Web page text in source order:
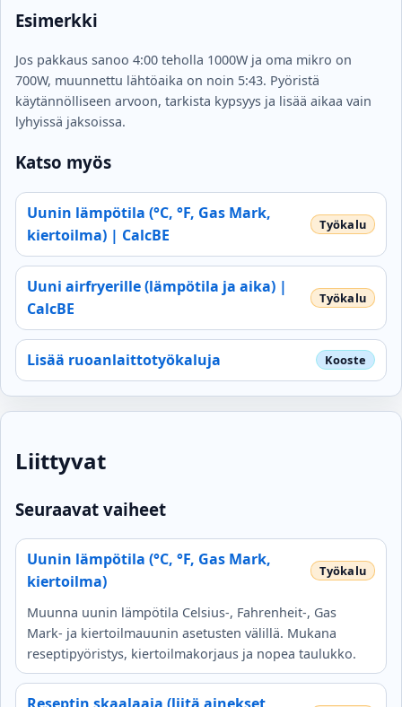
Esimerkki
Jos pakkaus sanoo 4:00 teholla 1000W ja oma mikro on
700W, muunnettu lähtöaika on noin 5:43. Pyöristä
käytännölliseen arvoon, tarkista kypsyys ja lisää aikaa vain
lyhyissä jaksoissa.
Katso myös
Uunin lämpötila (°C, °F, Gas Mark,
kiertoilma) | CalcBE
Uuni airfryerille (lämpötila ja aika) |
CalcBE
Lisää ruoanlaittotyökaluja
Liittyvat
Seuraavat vaiheet
Uunin lämpötila (°C, °F, Gas Mark,
kiertoilma)
Muunna uunin lämpötila Celsius-, Fahrenheit-, Gas
Mark- ja kiertoilmauunin asetusten välillä. Mukana
reseptipyöristys, kiertoilmakorjaus ja nopea taulukko.